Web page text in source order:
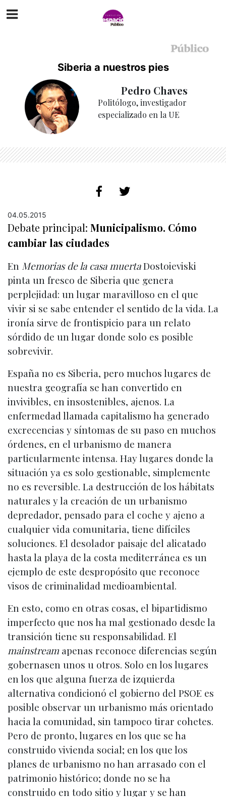
Siberia a nuestros pies
Pedro Chaves
Politólogo, investigador
especializado en la UE
04.05.2015
Debate principal: Municipalismo. Cómo
cambiar las ciudades
En Memorias de la casa muertaDostoieviski
pinta un fresco de Siberia que genera
perplejidad: un lugar maravilloso en el que
vivir si se sabe entender el sentido de la vida. La
ironía sirve de frontispicio para un relato
sórdido de un lugar donde solo es posible
sobrevivir.
España no es Siberia, pero muchos lugares de
nuestra geografía se han convertido en
invivibles, en insostenibles, ajenos. La
enfermedad llamada capitalismo ha generado
excrecencias y síntomas de su paso en muchos
órdenes, en el urbanismo de manera
particularmente intensa. Hay lugares donde la
situación ya es solo gestionable, simplemente
no es reversible. La destrucción de los hábitats
naturales y la creación de un urbanismo
depredador, pensado para el coche y ajeno a
cualquier vida comunitaria, tiene difíciles
soluciones. El desolador paisaje del alicatado
hasta la playa de la costa mediterránea es un
ejemplo de este despropósito que reconoce
visos de criminalidad medioambiental.
En esto, como en otras cosas, el bipartidismo
imperfecto que nos ha mal gestionado desde la
transición tiene su responsabilidad. El
mainstream apenas reconoce diferencias según
gobernasen unos u otros. Solo en los lugares
en los que alguna fuerza de izquierda
alternativa condicionó el gobierno del PSOE es
posible observar un urbanismo más orientado
hacia la comunidad, sin tampoco tirar cohetes.
Pero de pronto, lugares en los que se ha
construido vivienda social; en los que los
planes de urbanismo no han arrasado con el
patrimonio histórico; donde no se ha
construido en todo sitio y lugar y se han